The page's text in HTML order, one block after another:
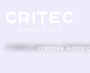
creative
FORMULÁRIO DE